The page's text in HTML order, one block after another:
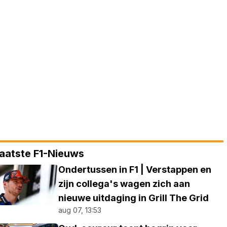
F1-Nieuws
Ondertussen in F1 | Verstappen en
zijn collega's wagen zich aan
nieuwe uitdaging in Grill The Grid
aug 07, 13:53